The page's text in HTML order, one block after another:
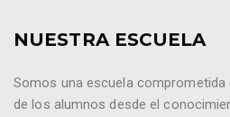
NUESTRA ESCUELA
Somos una escuela
de los alumnos desde el